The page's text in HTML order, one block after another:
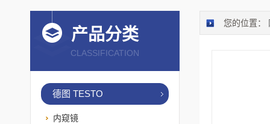
您的位置：
产品分类
CLASSIFICATION
德图 TESTO
内窥镜